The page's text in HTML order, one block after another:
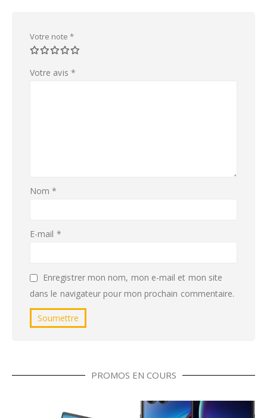
Votre note *
Votre avis *
Nom*
E-mail *
Enregistrer mon nom, mon e-mail et mon site
dans le navigateur pour mon prochain commentaire.
PROMOS EN COURS